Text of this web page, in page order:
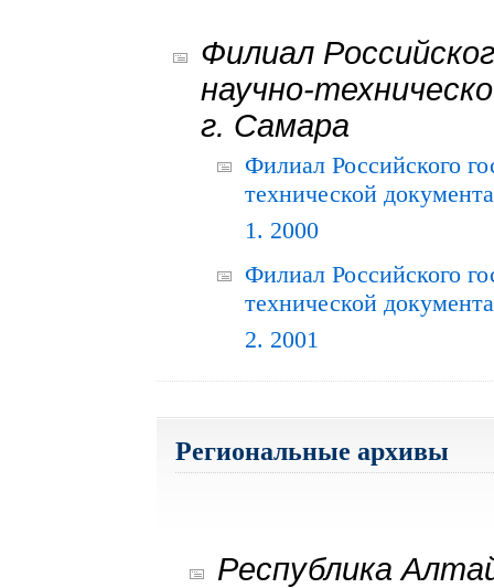
Филиал
научно-
г. Самара
Филиал Российского
технической
1. 2000
Филиал Российского
технической
2. 2001
Региональные архивы
Республика